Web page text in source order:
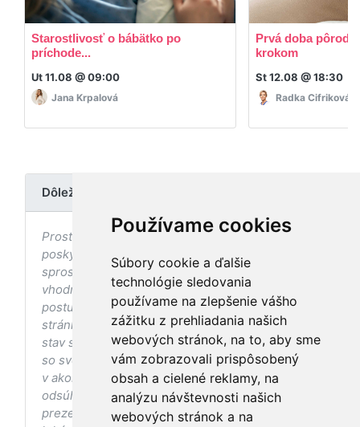
Používame cookies
Súbory cookie a ďalšie
technológie sledovania
používame na zlepšenie vášho
zážitku z prehliadania našich
webových stránok, na to, aby sme
vám zobrazovali prispôsobený
obsah a cielené reklamy, na
analýzu návštevnosti našich
webových stránok a na
Starostlivosť o bábätko po
príchode...
Ut 11.08 @ 09:00
Jana Krpalová
Prvá doba
krokom
St 12.08 @ 18:30
Radka Cifriková
Dôležité upozornenie
Prostredníctvom stránky nedochádza k
poskytovaniu zdravotnej starostlivosti, ani k jej
sprostredkovaniu, ani k jej nahrádzaniu. O
vhodných postupoch v oblasti zdravia, vhodnosti
postupov a odporúčaní prezentovaných na
stránke s ohľadom na Váš zdravotný
stav sa pred ich aplikáciou vždy vopred poraďte
so svojím ošetrujúcim lekárom, a to najmä ak ste
v akomkoľvek štádiu tehotenstva. Bez
odsúhlasenia postupov a odporúčaní
prezentovaných na stránke Vaším ošetrujúcim